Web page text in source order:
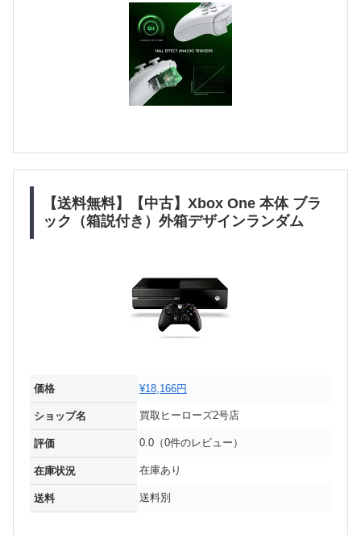
【送料無料】【中古】Xbox One 本体 ブラ
ック（箱説付き）外箱デザインランダム
価格 ¥18,166円
ショップ名 買取ヒーローズ2号店
評価 0.0（0件のレビュー）
在庫状況 在庫あり
送料 送料別